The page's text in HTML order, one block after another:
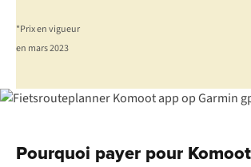
*Prix en vigueur
en mars 2023
Pourquoi payer pour